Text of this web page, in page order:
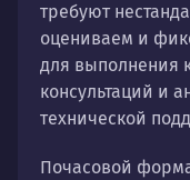
требуют
оцениваем и
для выполнения
консультаций и
технической
Почасовой